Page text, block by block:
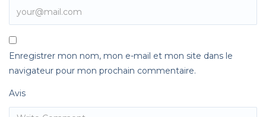
Enregistrer mon nom, mon e-mail et mon site dans le
navigateur pour mon prochain commentaire.
Avis